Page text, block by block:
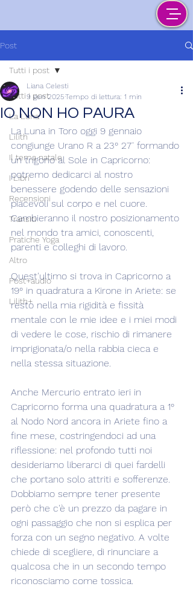
Post
Tutti i post
La Luna
Lilith
Il tema natale
I Libri
Recensioni
Transiti
Pratiche Yoga
Altro
Post+audio
Lilith+
Tutti i post
IO NON HO PAURA
Liana Celesti
9 gen 2025Tempo di lettura: 1 min
La Luna in Toro oggi 9 gennaio
congiunge Urano R a 23° 27' formando
un trigono al Sole in Capricorno:
potremo dedicarci al nostro
benessere godendo delle sensazioni
piacevoli sul corpo e nel cuore.
Cambieranno il nostro posizionamento
nel mondo tra amici, conoscenti,
parenti e colleghi di lavoro.
Quest'ultimo si trova in Capricorno a
19° in quadratura a Kirone in Ariete: se
resto nella mia rigidità e fissità
mentale con le mie idee e i miei modi
di vedere le cose, rischio di rimanere
imprigionata/o nella rabbia cieca e
nella stessa situazione.
Anche Mercurio entrato ieri in
Capricorno forma una quadratura a 1°
al Nodo Nord ancora in Ariete fino a
fine mese, costringendoci ad una
riflessione: nel profondo tutti noi
desideriamo liberarci di quei fardelli
che portano solo attriti e sofferenze.
Dobbiamo sempre tener presente
però che c'è un prezzo da pagare in
ogni passaggio che non si esplica per
forza con un segno negativo. A volte
chiede di scegliere, di rinunciare a
qualcosa che in un secondo tempo
riconosciamo come tossica.